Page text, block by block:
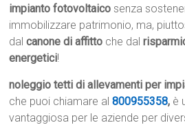
impianto fotovoltaico senza
immobilizzare patrimonio, ma,
dalcanone di affitto che dal
energetici!
noleggio tetti di allevamenti per
che puoi chiamare al800955358, è
vantaggiosa per le aziende per